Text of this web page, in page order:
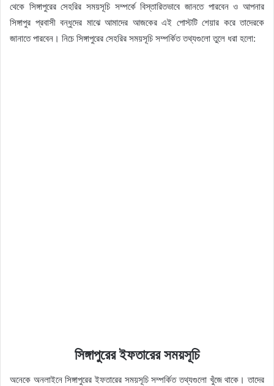
থেকে সিঙ্গাপুরের সেহরির সময়সূচি সম্পর্কে বিস্তারিতভাবে জানতে পারবেন ও আপনার
সিঙ্গাপুর প্রবাসী বন্ধুদের মাঝে আমাদের আজকের এই পোস্টটি শেয়ার করে তাদেরকে
জানাতে পারবেন। নিচে সিঙ্গাপুরের সেহরির সময়সূচি সম্পর্কিত তথ্যগুলো তুলে ধরা হলো:
সিঙ্গাপুরের ইফতারের সময়সূচি
অনেকে অনলাইনে সিঙ্গাপুরের ইফতারের সময়সূচি সম্পর্কিত তথ্যগুলো খুঁজে থাকে। তাদের